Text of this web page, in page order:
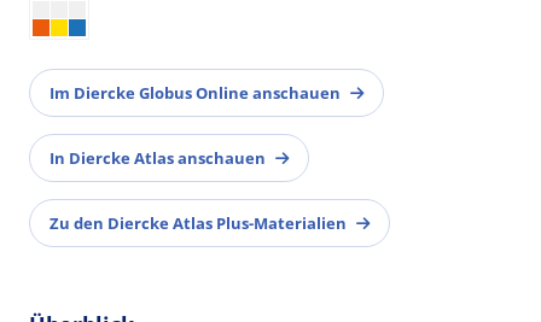
Im Diercke Globus Online anschauen
In Diercke Atlas anschauen
Zu den Diercke Atlas Plus-Materialien